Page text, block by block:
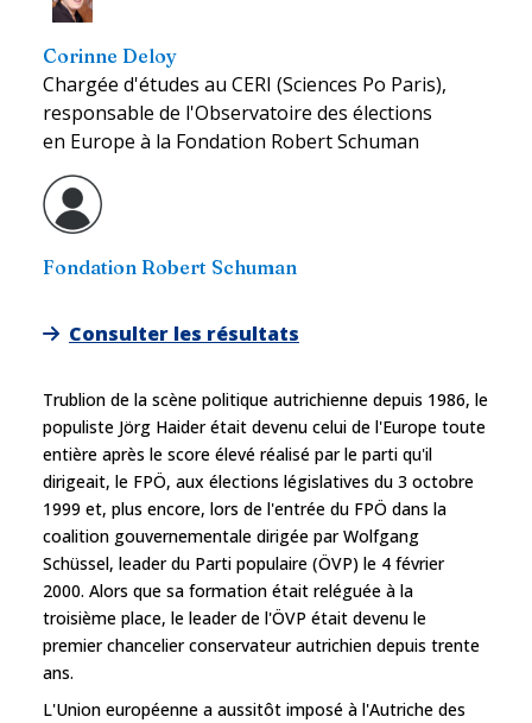
Corinne Deloy
Chargée d'études au CERI (Sciences Po Paris),
responsable de l'Observatoire des élections
en Europe à la Fondation Robert Schuman
Fondation Robert Schuman
Consulter les résultats
Trublion de la scène politique autrichienne depuis 1986, le
populiste Jörg Haider était devenu celui de l'Europe toute
entière après le score élevé réalisé par le parti qu'il
dirigeait, le FPÖ, aux élections législatives du 3 octobre
1999 et, plus encore, lors de l'entrée du FPÖ dans la
coalition gouvernementale dirigée par Wolfgang
Schüssel, leader du Parti populaire (ÖVP) le 4 février
2000. Alors que sa formation était reléguée à la
troisième place, le leader de l'ÖVP était devenu le
premier chancelier conservateur autrichien depuis trente
ans.
L'Union européenne a aussitôt imposé à l'Autriche des